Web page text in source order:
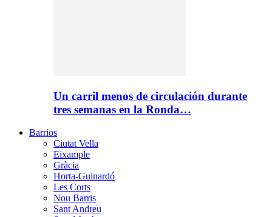
Un carril menos de circulación durante
tres semanas en la Ronda…
Barrios
Ciutat Vella
Eixample
Gràcia
Horta-Guinardó
Les Corts
Nou Barris
Sant Andreu